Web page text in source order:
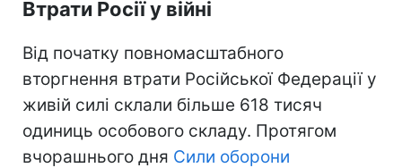
Втрати Росії у війні
Від початку повномасштабного
вторгнення втрати Російської Федерації у
живій силі склали більше 618 тисяч
одиниць особового складу. Протягом
вчорашнього дня Сили оборони